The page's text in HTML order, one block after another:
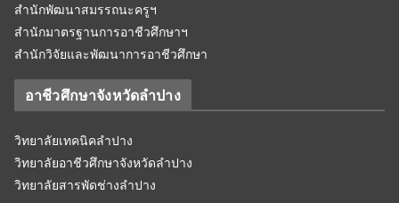
สำนักพัฒนาสมรรถนะครูฯ
สำนักมาตรฐานการอาชีวศึกษาฯ
สำนักวิจัยและพัฒนาการอาชีวศึกษา
อาชีวศึกษาจังหวัดลำปาง
วิทยาลัยเทคนิคลำปาง
วิทยาลัยอาชีวศึกษาจังหวัดลำปาง
วิทยาลัยสารพัดช่างลำปาง